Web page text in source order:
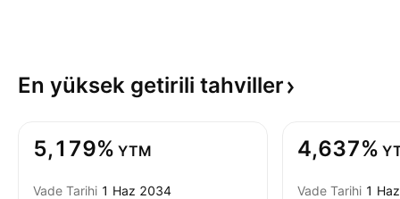
En yüksek getirili tahviller
5,179% YTM
Vade Tarihi 1 Haz 2034
4,637%
Vade Tarihi 1